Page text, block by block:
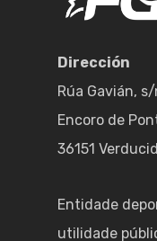
Dirección
Rúa Gavián,
Encoro de
36151
Entidade
utilidade